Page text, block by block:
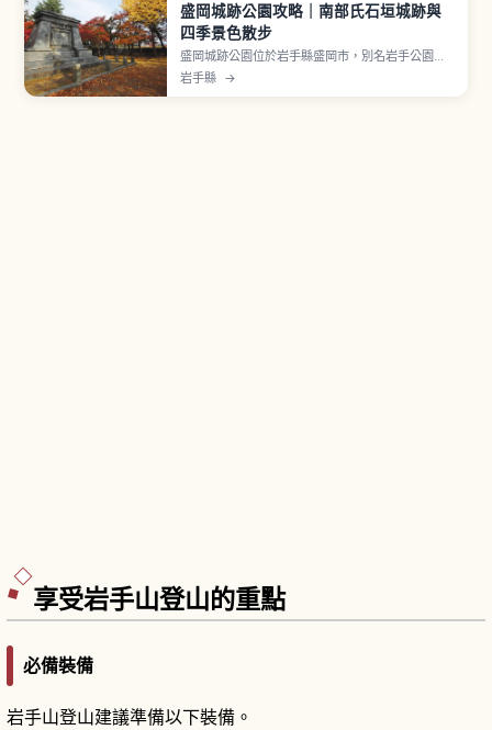
盛岡城跡公園攻略｜南部氏石垣城跡與
四季景色散步
盛岡城跡公園位於岩手縣盛岡市，別名岩手公園。
南部氏於慶長2年（1597年）開始築城、寬永10年
（1633年）完成，入選日本100名城。城郭建築本
岩手縣 →
享受岩手山登山的重點
必備裝備
岩手山登山建議準備以下裝備。